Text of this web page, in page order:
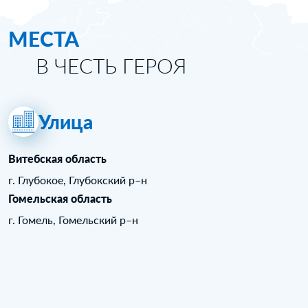
МЕСТА
В ЧЕСТЬ ГЕРОЯ
Улица
Витебская область
г. Глубокое, Глубокский р–н
Гомельская область
г. Гомель, Гомельский р–н